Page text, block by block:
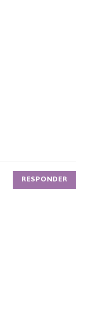
RESPONDER